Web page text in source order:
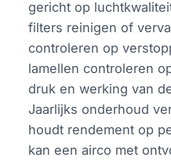
gericht op
filters reinigen of
controleren op
lamellen controleren
druk en werking van
Jaarlijks onderhoud
houdt rendement op
kan een airco met